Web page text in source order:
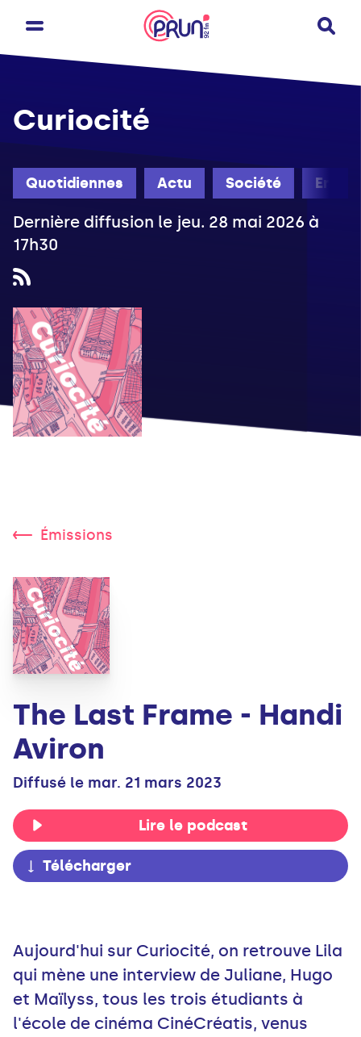
Quotidiennes Actu Société
Curiocité
Dernière diffusion le jeu. 28 mai 2026 à
17h30
Émissions
The Last Frame - Handi
Aviron
Diffusé le mar. 21 mars 2023
Lire le podcast
Télécharger
Aujourd'hui sur Curiocité, on retrouve Lila
qui mène une interview de Juliane, Hugo
et Maïlyss, tous les trois étudiants à
l'école de cinéma CinéCréatis, venus